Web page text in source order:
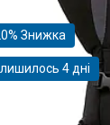
4 дні